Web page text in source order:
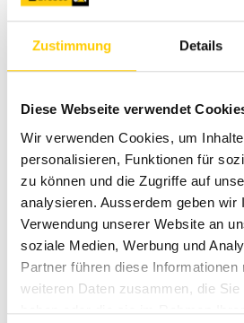
Zustimmung Details
Diese Webseite verwendet
Wir verwenden Cookies, um
personalisieren, Funktionen für
zu können und die Zugriffe auf
analysieren. Ausserdem geben wir
Verwendung unserer Website an
soziale Medien, Werbung und
Partner führen diese
weiteren Daten zusammen, die Sie
haben oder die sie im Rahmen
2017, in un locale preposto a questo
commerciali e in occasione di
Svizzera e all’estero, per abituarsi
Al termine di quattro giornate di
concorrenti hanno gareggiato con
concentrazione, Cédric Achermann
al settimo cielo quando hanno
«Anche se evidentemente
per aggiudicarci la medaglia d’oro,
occhi quando abbiamo visto i
fatta, e ne siamo incredibilmente
D’ora in poi Cédric Achermann